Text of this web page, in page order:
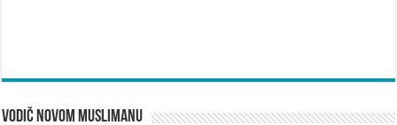
Vodič novom muslimanu